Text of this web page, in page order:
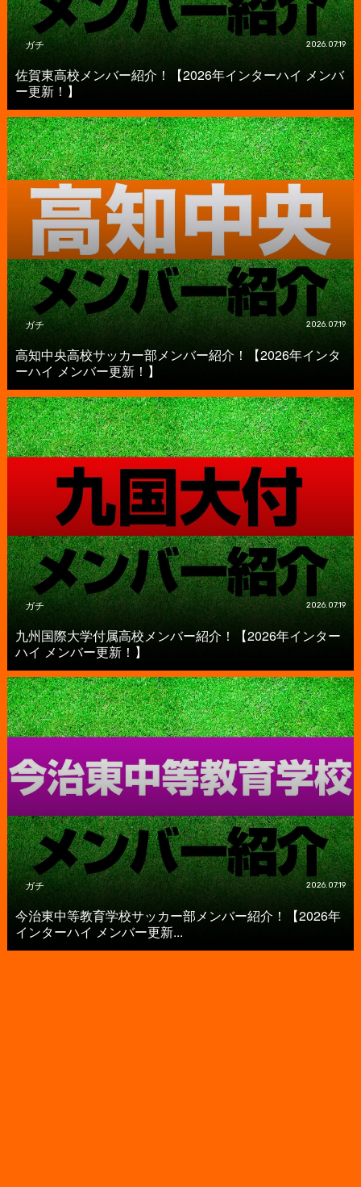
ガチ 2026.07.19
佐賀東高校メンバー紹介！【2026年インターハイ メンバ
ー更新！】
ガチ 2026.07.19
高知中央高校サッカー部メンバー紹介！【2026年インタ
ーハイ メンバー更新！】
ガチ 2026.07.19
九州国際大学付属高校メンバー紹介！【2026年インター
ハイ メンバー更新！】
ガチ 2026.07.19
今治東中等教育学校サッカー部メンバー紹介！【2026年
インターハイ メンバー更新...